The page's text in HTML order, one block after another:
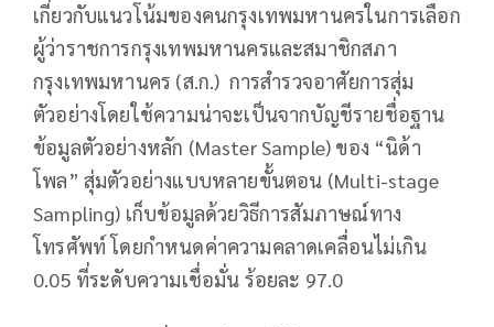
เกี่ยวกับแนวโน้มของคนกรุงเทพมหานครในการเลือก
ผู้ว่าราชการกรุงเทพมหานครและสมาชิกสภา
กรุงเทพมหานคร (ส.ก.) การสำรวจอาศัยการสุ่ม
ตัวอย่างโดยใช้ความน่าจะเป็นจากบัญชีรายชื่อฐาน
ข้อมูลตัวอย่างหลัก (Master Sample) ของ “นิด้า
โพล” สุ่มตัวอย่างแบบหลายขั้นตอน (Multi-stage
Sampling) เก็บข้อมูลด้วยวิธีการสัมภาษณ์ทาง
โทรศัพท์ โดยกำหนดค่าความคลาดเคลื่อนไม่เกิน
0.05 ที่ระดับความเชื่อมั่น ร้อยละ 97.0